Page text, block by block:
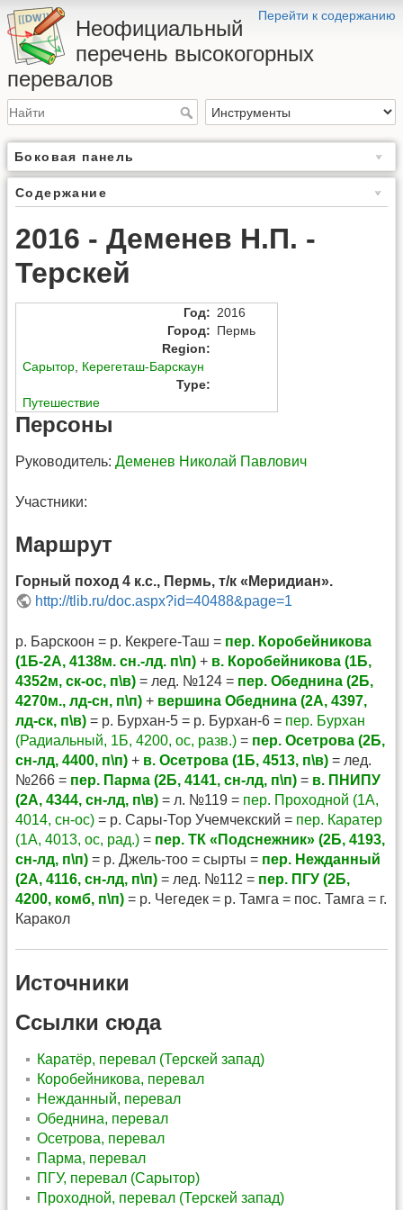
Перейти к содержанию
Неофициальный
перечень высокогорных
перевалов
Боковая панель
Содержание
2016 - Деменев Н.П. -
Терскей
Год: 2016
Город: Пермь
Region:
Сарытор, Керегеташ-Барскаун
Type:
Путешествие
Персоны
Руководитель: Деменев Николай Павлович
Участники:
Маршрут
Горный поход 4 к.с., Пермь, т/к «Меридиан».
http://tlib.ru/doc.aspx?id=40488&page=1
р. Барскоон = р. Кекреге-Таш = пер. Коробейникова
(1Б-2А, 4138м. сн.-лд. п\п) + в. Коробейникова (1Б,
4352м, ск-ос, п\в) = лед. №124 = пер. Обеднина (2Б,
4270м., лд-сн, п\п) + вершина Обеднина (2А, 4397,
лд-ск, п\в) = р. Бурхан-5 = р. Бурхан-6 = пер. Бурхан
(Радиальный, 1Б, 4200, ос, разв.) = пер. Осетрова (2Б,
сн-лд, 4400, п\п) + в. Осетрова (1Б, 4513, п\в) = лед.
№266 = пер. Парма (2Б, 4141, сн-лд, п\п) = в. ПНИПУ
(2А, 4344, сн-лд, п\в) = л. №119 = пер. Проходной (1А,
4014, сн-ос) = р. Сары-Тор Учемчекский = пер. Каратер
(1А, 4013, ос, рад.) = пер. ТК «Подснежник» (2Б, 4193,
сн-лд, п\п) = р. Джель-тоо = сырты = пер. Нежданный
(2А, 4116, сн-лд, п\п) = лед. №112 = пер. ПГУ (2Б,
4200, комб, п\п) = р. Чегедек = р. Тамга = пос. Тамга = г.
Каракол
Источники
Ссылки сюда
Каратёр, перевал (Терскей запад)
Коробейникова, перевал
Нежданный, перевал
Обеднина, перевал
Осетрова, перевал
Парма, перевал
ПГУ, перевал (Сарытор)
Проходной, перевал (Терскей запад)